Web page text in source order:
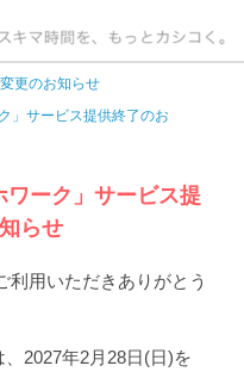
更のお知らせ
」サービス提供終了のお
ワーク」サービス提
らせ
利用いただきありがとう
2027年2月28日(日)を